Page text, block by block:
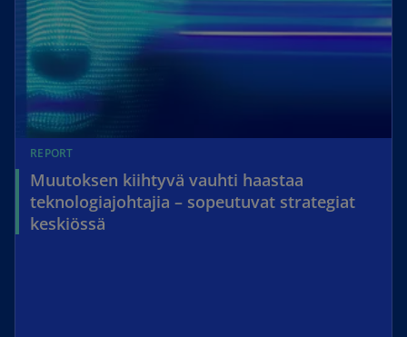
REPORT
Muutoksen kiihtyvä vauhti haastaa
teknologiajohtajia – sopeutuvat strategiat
keskiössä